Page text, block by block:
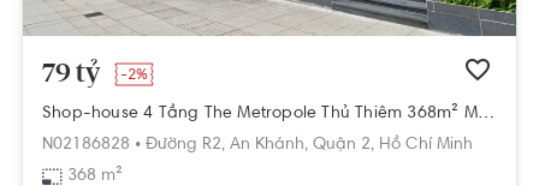
79 tỷ -2%
Shop-house 4 Tầng The Metropole Thủ Thiêm 368m² Mặt Văn Phòng Cực Đẹp
N02186828 • Đường R2, An Khánh, Quận 2, Hồ Chí Minh
368 m²